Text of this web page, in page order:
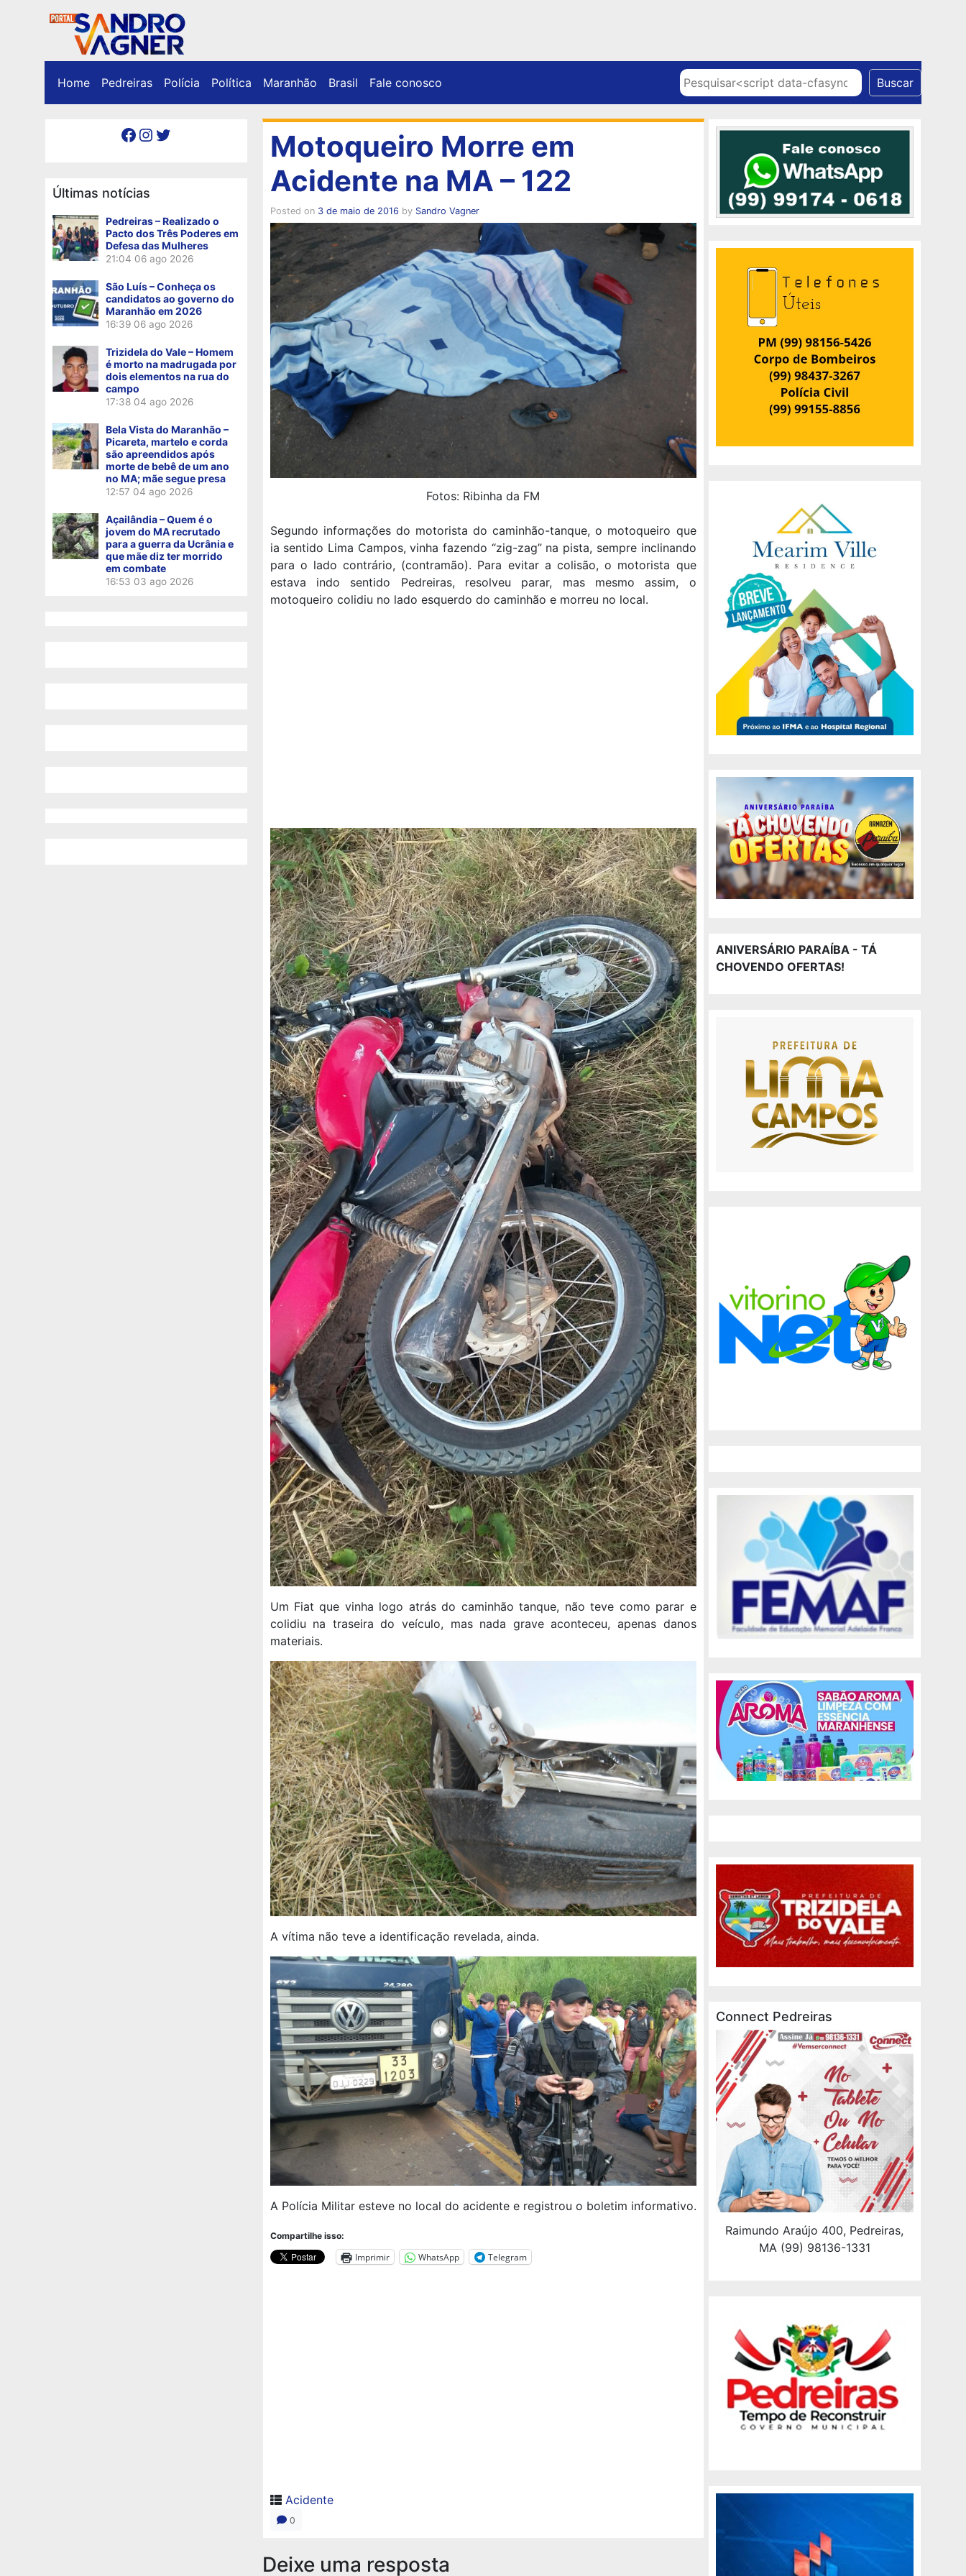
Home Pedreiras Polícia Política Maranhão Brasil Fale conosco Pesquisar Buscar
Facebook Instagram Twitter
Últimas notícias
Pedreiras – Realizado o
Pacto dos Três Poderes em
Defesa das Mulheres
21:04 06 ago 2026
São Luís – Conheça os
candidatos ao governo do
Maranhão em 2026
16:39 06 ago 2026
Trizidela do Vale – Homem
é morto na madrugada por
dois elementos na rua do
campo
17:38 04 ago 2026
Bela Vista do Maranhão –
Picareta, martelo e corda
são apreendidos após
morte de bebê de um ano
no MA; mãe segue presa
12:57 04 ago 2026
Açailândia – Quem é o
jovem do MA recrutado
para a guerra da Ucrânia e
que mãe diz ter morrido
em combate
16:53 03 ago 2026
Motoqueiro Morre em
Acidente na MA – 122
Posted on 3 de maio de 2016 by Sandro Vagner
Fotos: Ribinha da FM
Segundo informações do motorista do caminhão-tanque, o motoqueiro que
ia sentido Lima Campos, vinha fazendo “zig-zag” na pista, sempre inclinando
para o lado contrário, (contramão). Para evitar a colisão, o motorista que
estava indo sentido Pedreiras, resolveu parar, mas mesmo assim, o
motoqueiro colidiu no lado esquerdo do caminhão e morreu no local.
Um Fiat que vinha logo atrás do caminhão tanque, não teve como parar e
colidiu na traseira do veículo, mas nada grave aconteceu, apenas danos
materiais.
A vítima não teve a identificação revelada, ainda.
A Polícia Militar esteve no local do acidente e registrou o boletim informativo.
Compartilhe isso:
Imprimir WhatsApp Telegram
Acidente
0
Deixe uma resposta
ANIVERSÁRIO PARAÍBA - TÁ
CHOVENDO OFERTAS!
Connect Pedreiras
Raimundo Araújo 400, Pedreiras,
MA (99) 98136-1331